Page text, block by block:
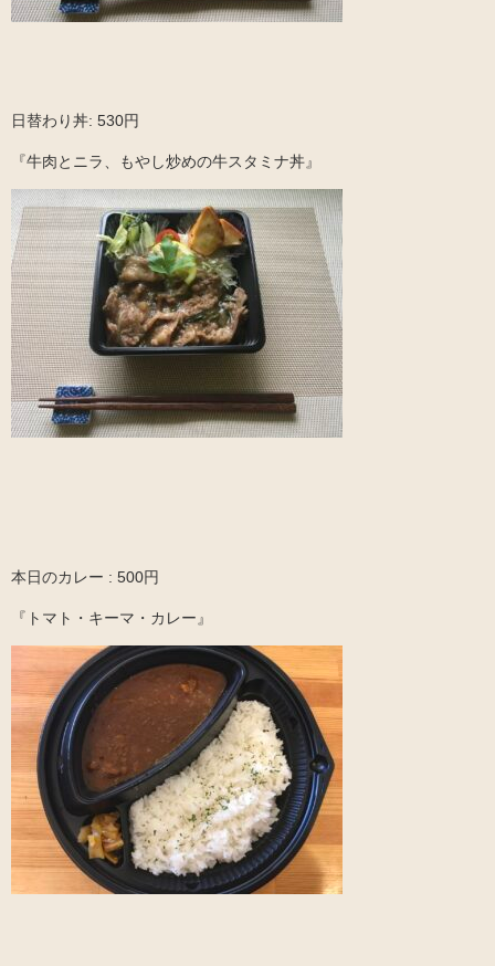
日替わり丼: 530円
『牛肉とニラ、もやし炒めの牛スタミナ丼』
本日のカレー : 500円
『トマト・キーマ・カレー』